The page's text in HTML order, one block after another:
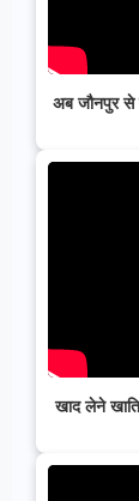
अब जौनपुर से
खाद लेने